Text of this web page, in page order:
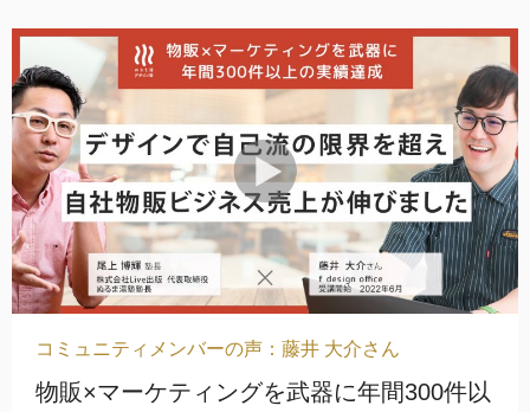
コミュニティメンバーの声：藤井 大介さん
物販×マーケティングを武器に年間300件以